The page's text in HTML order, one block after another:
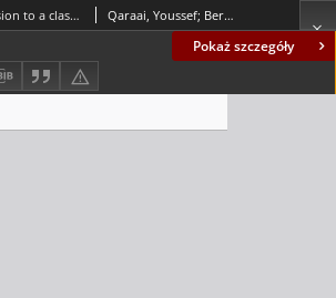
Pokaż szczegóły
Protector control: extension to a class of nonlinear distributed systems Qaraai, Youssef; Bernoussi, Abdes Samed